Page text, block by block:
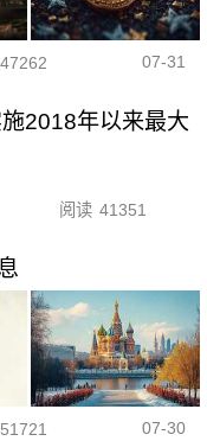
47262 07-31
2018年以来最大
阅读 41351
51721 07-30